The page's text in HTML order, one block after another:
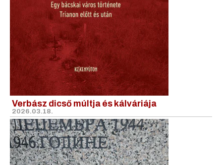
Verbász dicső múltja és kálváriája
2026.03.18.